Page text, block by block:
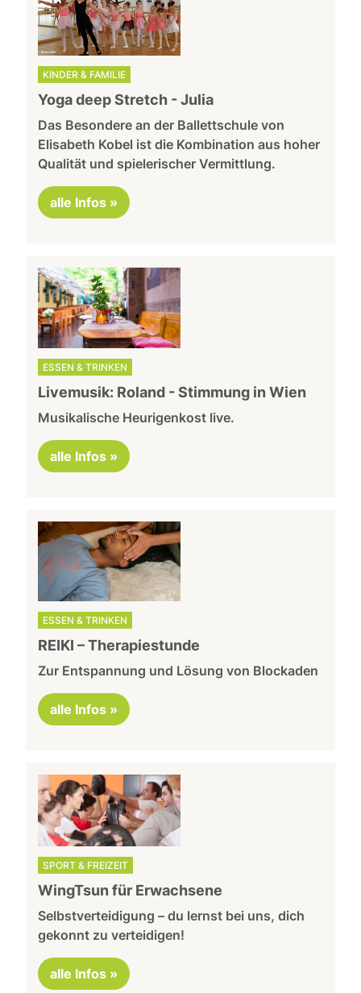
KINDER & FAMILIE
Yoga deep Stretch - Julia
Das Besondere an der Ballettschule von
Elisabeth Kobel ist die Kombination aus hoher
Qualität und spielerischer Vermittlung.
alle Infos »
ESSEN & TRINKEN
Livemusik: Roland - Stimmung in Wien
Musikalische Heurigenkost live.
alle Infos »
ESSEN & TRINKEN
REIKI – Therapiestunde
Zur Entspannung und Lösung von Blockaden
alle Infos »
SPORT & FREIZEIT
WingTsun für Erwachsene
Selbstverteidigung – du lernst bei uns, dich
gekonnt zu verteidigen!
alle Infos »